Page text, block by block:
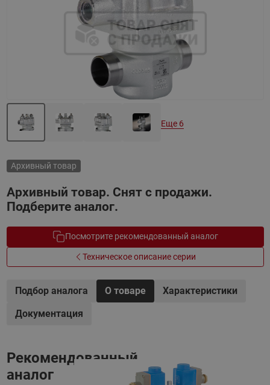
Архивный товар
Архивный товар. Снят с продажи.
Подберите аналог.
Посмотрите рекомендованный аналог
Техническое описание серии
Еще 6
Подбор аналога О товаре
Характеристики
Документация
Рекомендованный
аналог